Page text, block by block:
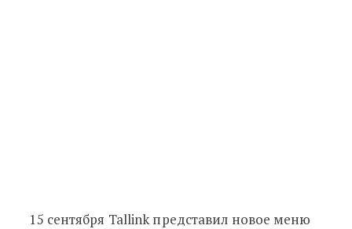
15 сентября Tallink представил новое меню